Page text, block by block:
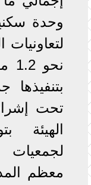
وحدة
لتعاونيات
بتنفيذها
تحت
الهيئة
لجمعيات
معظم